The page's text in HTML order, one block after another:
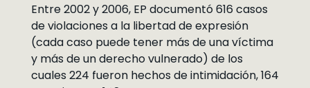
Entre 2002 y 2006, EP documentó 616 casos
de violaciones a la libertad de expresión
(cada caso puede tener más de una víctima
y más de un derecho vulnerado) de los
cuales 224 fueron hechos de intimidación, 164